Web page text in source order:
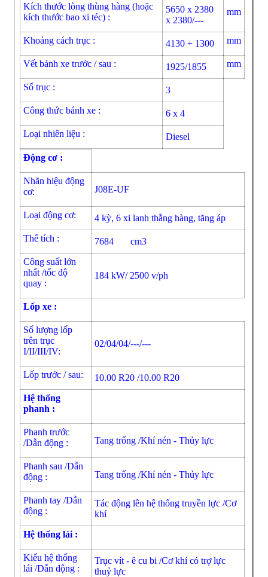
Kích thước lòng thùng hàng (hoặc
kích thước bao xi téc) :
5650 x 2380
x 2380/---
mm
Khoảng cách trục : 4130 + 1300 mm
Vết bánh xe trước / sau : 1925/1855 mm
Số trục :
3
Công thức bánh xe :
6 x 4
Loại nhiên liệu :
Diesel
Động cơ :
Nhãn hiệu động
cơ:
J08E-UF
Loại động cơ:
4 kỳ, 6 xi lanh thẳng hàng, tăng áp
Thể tích :
7684 cm3
Công suất lớn
nhất /tốc độ
quay :
184 kW/ 2500 v/ph
Lốp xe :
Số lượng lốp
trên trục
I/II/III/IV:
02/04/04/---/---
Lốp trước / sau:
10.00 R20 /10.00 R20
Hệ thống
phanh :
Phanh trước
/Dẫn động :
Tang trống /Khí nén - Thủy lực
Phanh sau /Dẫn
động :
Tang trống /Khí nén - Thủy lực
Phanh tay /Dẫn
động :
Tác động lên hệ thống truyền lực /Cơ
khí
Hệ thống lái :
Kiểu hệ thống
lái /Dẫn động :
Trục vít - ê cu bi /Cơ khí có trợ lực
thuỷ lực